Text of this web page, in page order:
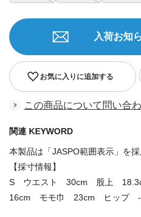
お気に入りに追加する
入荷お知
この商品について問い合
関連 KEYWORD
本製品は「JASPO範囲表示」を
【採寸情報】
S ウエスト 30cm 股上
16cm モモ巾 23cm ヒップ -